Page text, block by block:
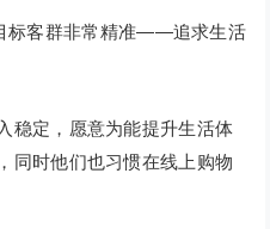
标客群非常精准——追求生活
稳定，愿意为能提升生活体
同时他们也习惯在线上购物